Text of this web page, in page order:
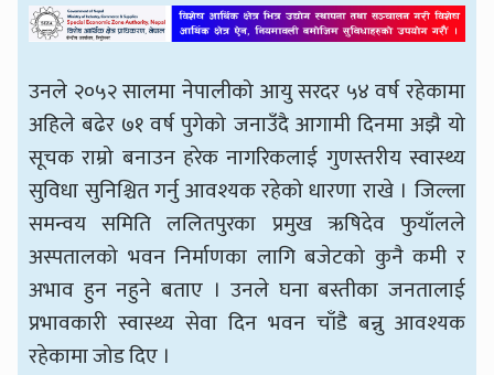
उनले २०५२ सालमा नेपालीको आयु सरदर ५४ वर्ष रहेकामा
अहिले बढेर ७१ वर्ष पुगेको जनाउँदै आगामी दिनमा अझै यो
सूचक राम्रो बनाउन हरेक नागरिकलाई गुणस्तरीय स्वास्थ्य
सुविधा सुनिश्चित गर्नु आवश्यक रहेको धारणा राखे । जिल्ला
समन्वय समिति ललितपुरका प्रमुख ऋषिदेव फुयाँलले
अस्पतालको भवन निर्माणका लागि बजेटको कुनै कमी र
अभाव हुन नहुने बताए । उनले घना बस्तीका जनतालाई
प्रभावकारी स्वास्थ्य सेवा दिन भवन चाँडै बन्नु आवश्यक
रहेकामा जोड दिए ।